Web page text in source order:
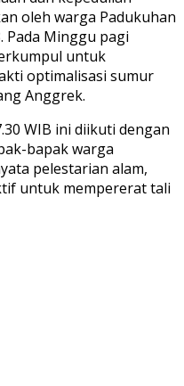
oleh warga Padukuhan
Pada Minggu pagi
untuk
optimalisasi sumur
Anggrek.
WIB ini diikuti dengan
bapak warga
pelestarian alam,
untuk mempererat tali